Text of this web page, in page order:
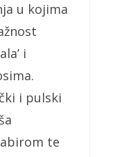
u kojima
i
i pulski
te